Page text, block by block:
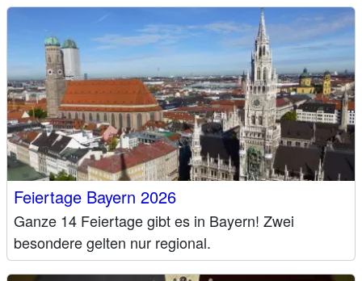
Feiertage Bayern 2026
Ganze 14 Feiertage gibt es in Bayern! Zwei
besondere gelten nur regional.